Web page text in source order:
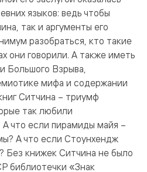
языков: ведь чтобы
так и аргументы его
разобраться, кто такие
они говорили. А также иметь
Большого Взрыва,
мифа и содержании
Ситчина – триумф
так любили
что если пирамиды майя –
А что если Стоунхендж
Без книжек Ситчина не было
библиотечки «Знак